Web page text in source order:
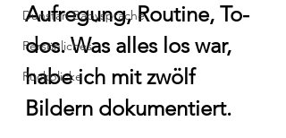
Dunstan Babysprache
Persönliches
Rückblicke
Aufregung, Routine, To-
dos. Was alles los war,
habe ich mit zwölf
Bildern dokumentiert.